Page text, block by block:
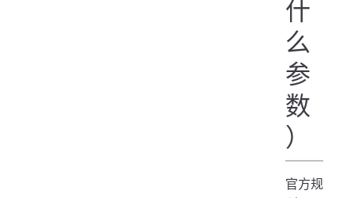
什
么
参
数
）
官方规